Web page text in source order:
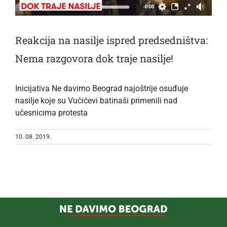
Reakcija na nasilje ispred predsedništva:
Nema razgovora dok traje nasilje!
Inicijativa Ne davimo Beograd najoštrije osuđuje
nasilje koje su Vučićevi batinaši primenili nad
učesnicima protesta
10. 08. 2019.